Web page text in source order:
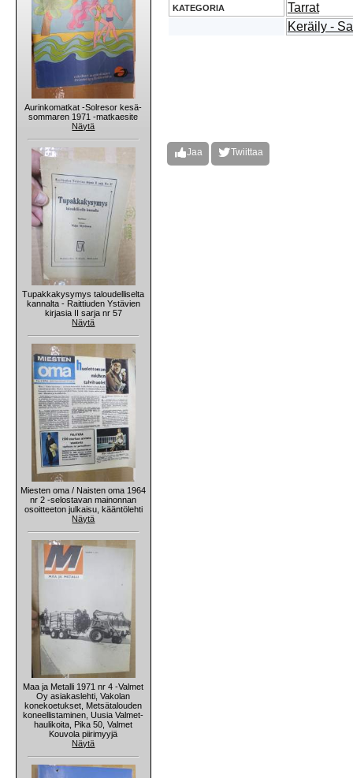
Aurinkomatkat -Solresor kesä-
sommaren 1971 -matkaesite
Näytä
Tupakkakysymys taloudelliselta
kannalta - Raittiuden Ystävien
kirjasia II sarja nr 57
Näytä
Miesten oma / Naisten oma 1964
nr 2 -selostavan mainonnan
osoitteeton julkaisu, kääntölehti
Näytä
Maa ja Metalli 1971 nr 4 -Valmet
Oy asiakaslehti, Vakolan
konekoetukset, Metsätalouden
koneellistaminen, Uusia Valmet-
haulikoita, Pika 50, Valmet
Kouvola piirimyyjä
Näytä
KATEGORIA
Tarrat
Keräily -
Jaa Twiittaa